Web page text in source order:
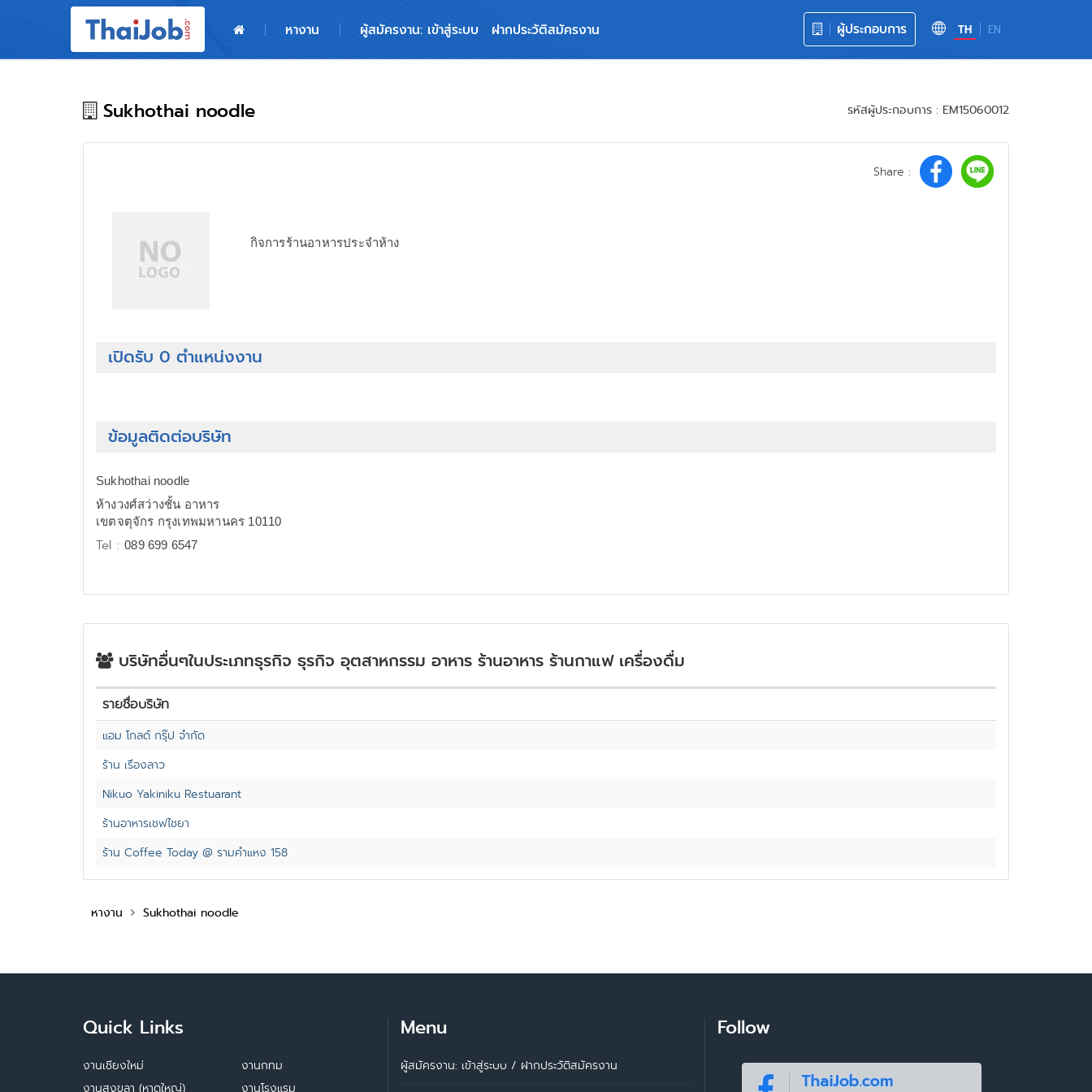
TH EN
ผู้ประกอบการ
หางาน ผู้สมัครงาน: เข้าสู่ระบบ ฝากประวัติสมัครงาน
ผู้สมัครงาน: เข้าสู่ระบบ
Sukhothai noodle รหัสผู้ประกอบการ : EM15060012
Share :
กิจการร้านอาหารประจำห้าง
เปิดรับ 0 ตำแหน่งงาน
ข้อมูลติดต่อบริษัท
Sukhothai noodle
ห้างวงศ์สว่างชั้น อาหาร
เขตจตุจักร กรุงเทพมหานคร 10110
Tel :089 699 6547
บริษัทอื่นๆในประเภทธุรกิจ ธุรกิจ อุตสาหกรรม อาหาร ร้านอาหาร ร้านกาแฟ เครื่องดื่ม
รายชื่อบริษัท
แอม โกลด์ กรุ๊ป จำกัด
ร้าน เรื่องลาว
Nikuo Yakiniku Restuarant
ร้านอาหารเชฟไชยา
ร้าน Coffee Today @ รามคำแหง 158
หางาน Sukhothai noodle
Quick Links
งานเชียงใหม่
งานสงขลา (หาดใหญ่)
งานกทม
งานโรงแรม
Menu
ผู้สมัครงาน: เข้าสู่ระบบ / ฝากประวัติสมัครงาน
Follow